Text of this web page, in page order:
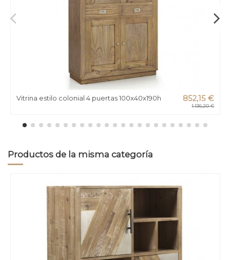
Vitrina estilo colonial 4 puertas 100x40x190h 852,15 €
1.136,20 €
Productos de la misma categoría